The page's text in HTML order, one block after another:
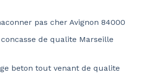
pas cher Avignon 84000
de qualite Marseille
beton tout venant de qualite